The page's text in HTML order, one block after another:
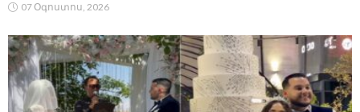
07 Օգոստոս, 2026